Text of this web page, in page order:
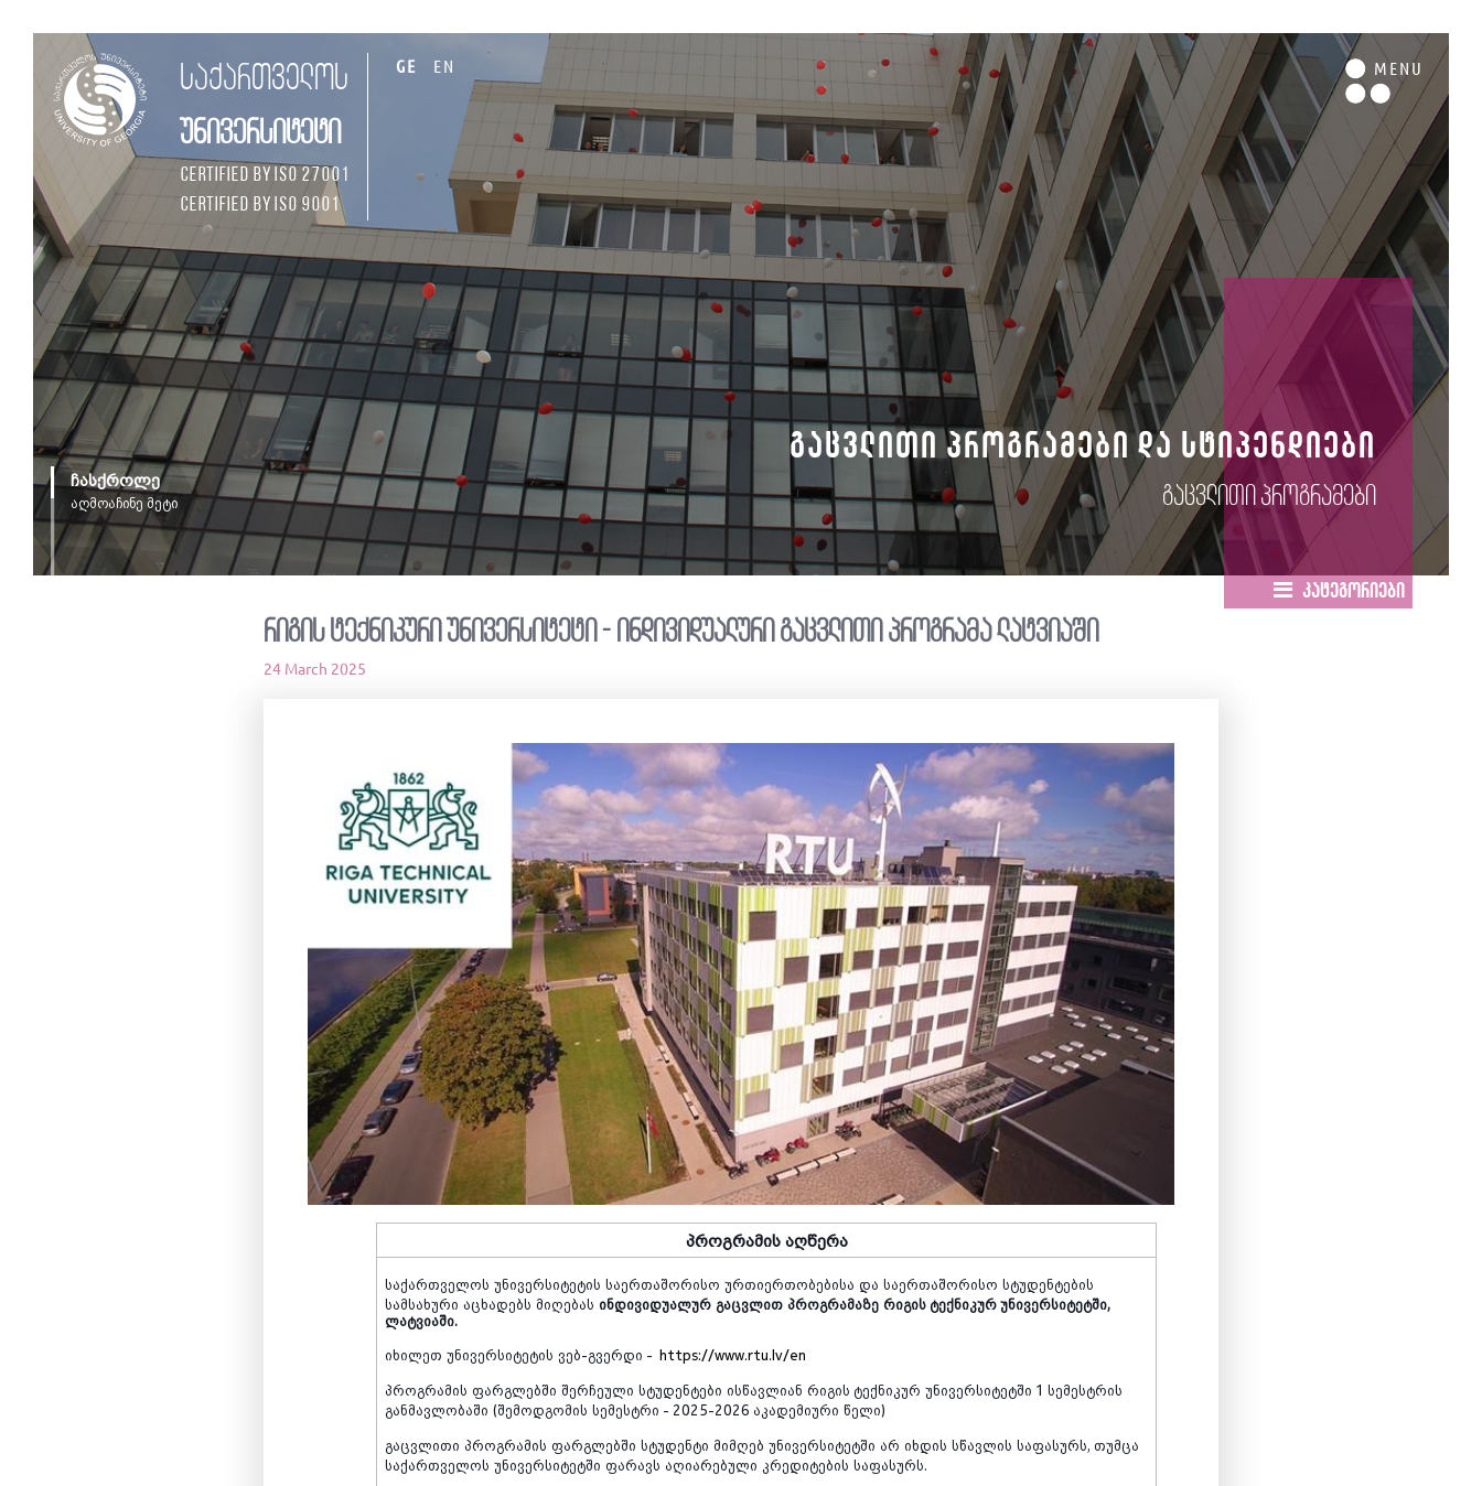
საქართველოს
უნივერსიტეტი
Certified by ISO 27001
Certified by ISO 9001
GE EN MENU
ჩასქროლე
აღმოაჩინე მეტი
გაცვლითი პროგრამები და სტიპენდიები
გაცვლითი პროგრამები
კატეგორიები
რიგის ტექნიკური უნივერსიტეტი - ინდივიდუალური გაცვლითი პროგრამა ლატვიაში
24 March 2025
პროგრამის აღწერა
საქართველოს უნივერსიტეტის საერთაშორისო ურთიერთობებისა და საერთაშორისო სტუდენტების
სამსახური აცხადებს მიღებას ინდივიდუალურ გაცვლით პროგრამაზე რიგის ტექნიკურ უნივერსიტეტში,
ლატვიაში.
იხილეთ უნივერსიტეტის ვებ-გვერდი - https://www.rtu.lv/en
პროგრამის ფარგლებში შერჩეული სტუდენტები ისწავლიან რიგის ტექნიკურ უნივერსიტეტში 1სემესტრის
განმავლობაში (შემოდგომის სემესტრი - 2025-2026 აკადემიური წელი)
გაცვლითი პროგრამის ფარგლებში სტუდენტი მიმღებ უნივერსიტეტში არ იხდის სწავლის საფასურს, თუმცა
საქართველოს უნივერსიტეტში ფარავს აღიარებული კრედიტების საფასურს.